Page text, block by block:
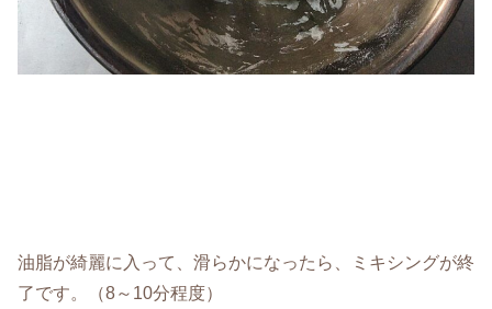
油脂が綺麗に入って、滑らかになったら、ミキシングが終
了です。（8～10分程度）